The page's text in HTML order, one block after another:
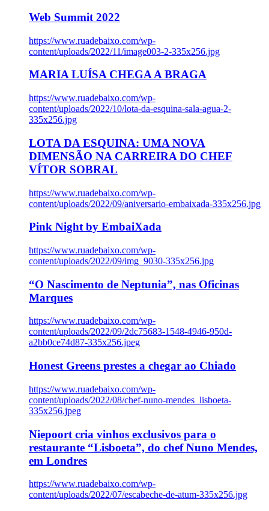
Web Summit 2022
https://www.ruadebaixo.com/wp-
content/uploads/2022/11/image003-2-335x256.jpg
MARIA LUÍSA CHEGA A BRAGA
https://www.ruadebaixo.com/wp-
content/uploads/2022/10/lota-da-esquina-sala-agua-2-
335x256.jpg
LOTA DA ESQUINA: UMA NOVA
DIMENSÃO NA CARREIRA DO CHEF
VÍTOR SOBRAL
https://www.ruadebaixo.com/wp-
content/uploads/2022/09/aniversario-embaixada-335x256.jpg
Pink Night by EmbaiXada
https://www.ruadebaixo.com/wp-
content/uploads/2022/09/img_9030-335x256.jpg
“O Nascimento de Neptunia”, nas Oficinas
Marques
https://www.ruadebaixo.com/wp-
content/uploads/2022/09/2dc75683-1548-4946-950d-
a2bb0ce74d87-335x256.jpeg
Honest Greens prestes a chegar ao Chiado
https://www.ruadebaixo.com/wp-
content/uploads/2022/08/chef-nuno-mendes_lisboeta-
335x256.jpeg
Niepoort cria vinhos exclusivos para o
restaurante “Lisboeta”, do chef Nuno Mendes,
em Londres
https://www.ruadebaixo.com/wp-
content/uploads/2022/07/escabeche-de-atum-335x256.jpg